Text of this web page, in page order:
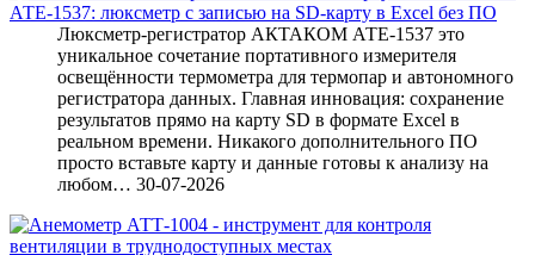
АТЕ-1537: люксметр с записью на SD-карту в Excel без ПО
Люксметр-регистратор АКТАКОМ АТЕ-1537 это
уникальное сочетание портативного измерителя
освещённости термометра для термопар и автономного
регистратора данных. Главная инновация: сохранение
результатов прямо на карту SD в формате Excel в
реальном времени. Никакого дополнительного ПО
просто вставьте карту и данные готовы к анализу на
любом… 30-07-2026